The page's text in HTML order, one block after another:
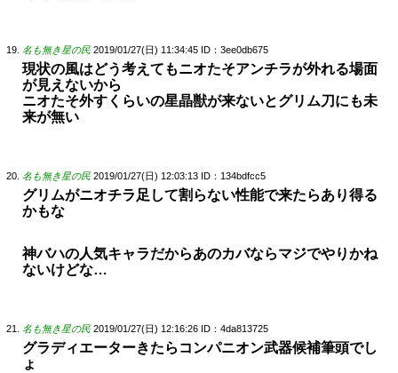
名も無き星の民 2019/01/27(日) 11:34:45 ID：3ee0db675
現状の風はどう考えてもニオたそアンチラが外れる場面
が見えないから
ニオたそ外すくらいの星晶獣が来ないとグリム刀にも未
来が無い
名も無き星の民 2019/01/27(日) 12:03:13 ID：134bdfcc5
グリムがニオチラ足して割らない性能で来たらあり得る
かもな
神バハの人気キャラだからあのカバならマジでやりかね
ないけどな…
名も無き星の民 2019/01/27(日) 12:16:26 ID：4da813725
グラディエーターきたらコンパニオン武器候補筆頭でし
ょ